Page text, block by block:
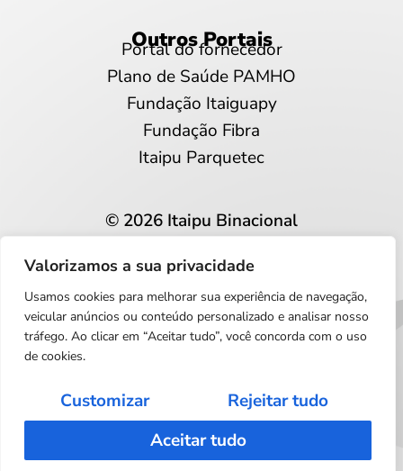
Valorizamos a sua privacidade
Usamos cookies para melhorar sua experiência de navegação,
veicular anúncios ou conteúdo personalizado e analisar nosso
tráfego. Ao clicar em “Aceitar tudo”, você concorda com o uso
de cookies.
Customizar
Rejeitar tudo
Aceitar tudo
Outros Portais
Portal do fornecedor
Plano de Saúde PAMHO
Fundação Itaiguapy
Fundação Fibra
Itaipu Parquetec
© 2026 Itaipu Binacional
Privacidade e proteção de dados
Português